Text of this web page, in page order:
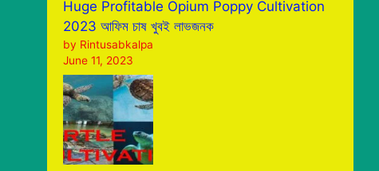
Huge Profitable Opium Poppy Cultivation
2023 আফিম চাষ খুবই লাভজনক
by Rintusabkalpa
June 11, 2023